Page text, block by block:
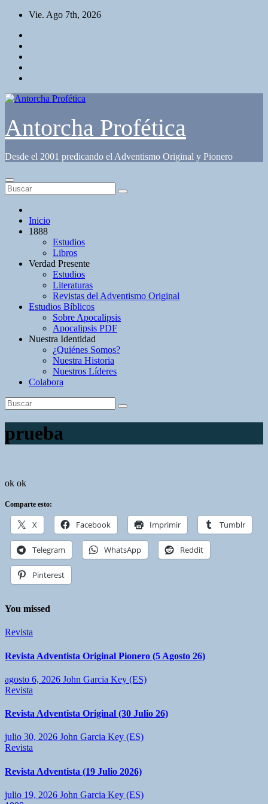
Saltar
contenido
Vie. Ago 7th, 2026
Antorcha Profética
Desde el 2001 predicando el Adventismo Original y Pionero
Inicio
1888
Estudios
Libros
Verdad Presente
Estudios
Literaturas
Revistas del Adventismo Original
Estudios Bíblicos
Sobre Apocalipsis
Apocalipsis PDF
Nuestra Identidad
¿Quiénes Somos?
Nuestra Historia
Nuestros Líderes
Colabora
prueba
ok ok
Comparte esto:
X Facebook Imprimir Tumblr
Telegram WhatsApp Reddit
Pinterest
You missed
Revista
Revista Adventista Original Pionero (5 Agosto 26)
agosto 6, 2026 John Garcia Key (ES)
Revista
Revista Adventista Original (30 Julio 26)
julio 30, 2026 John Garcia Key (ES)
Revista
Revista Adventista (19 Julio 2026)
julio 19, 2026 John Garcia Key (ES)